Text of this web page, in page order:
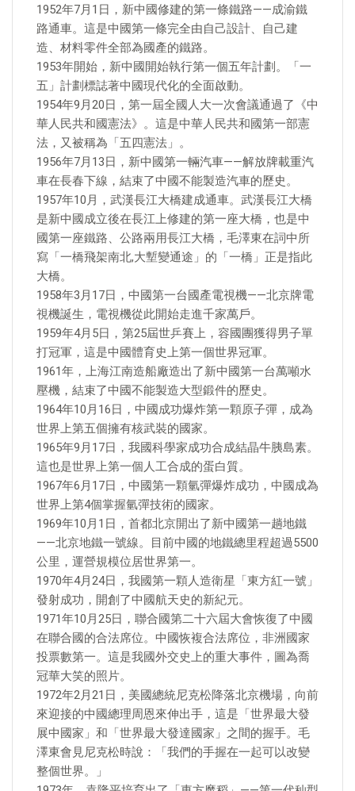
1952年7月1日，新中國修建的第一條鐵路——成渝鐵
路通車。這是中國第一條完全由自己設計、自己建
造、材料零件全部為國產的鐵路。
1953年開始，新中國開始執行第一個五年計劃。「一
五」計劃標誌著中國現代化的全面啟動。
1954年9月20日，第一屆全國人大一次會議通過了《中
華人民共和國憲法》。這是中華人民共和國第一部憲
法，又被稱為「五四憲法」。
1956年7月13日，新中國第一輛汽車——解放牌載重汽
車在長春下線，結束了中國不能製造汽車的歷史。
1957年10月，武漢長江大橋建成通車。武漢長江大橋
是新中國成立後在長江上修建的第一座大橋，也是中
國第一座鐵路、公路兩用長江大橋，毛澤東在詞中所
寫「一橋飛架南北,大塹變通途」的「一橋」正是指此
大橋。
1958年3月17日，中國第一台國產電視機——北京牌電
視機誕生，電視機從此開始走進千家萬戶。
1959年4月5日，第25屆世乒賽上，容國團獲得男子單
打冠軍，這是中國體育史上第一個世界冠軍。
1961年，上海江南造船廠造出了新中國第一台萬噸水
壓機，結束了中國不能製造大型鍛件的歷史。
1964年10月16日，中國成功爆炸第一顆原子彈，成為
世界上第五個擁有核武裝的國家。
1965年9月17日，我國科學家成功合成結晶牛胰島素。
這也是世界上第一個人工合成的蛋白質。
1967年6月17日，中國第一顆氫彈爆炸成功，中國成為
世界上第4個掌握氫彈技術的國家。
1969年10月1日，首都北京開出了新中國第一趟地鐵
——北京地鐵一號線。目前中國的地鐵總里程超過5500
公里，運營規模位居世界第一。
1970年4月24日，我國第一顆人造衛星「東方紅一號」
發射成功，開創了中國航天史的新紀元。
1971年10月25日，聯合國第二十六屆大會恢復了中國
在聯合國的合法席位。中國恢複合法席位，非洲國家
投票數第一。這是我國外交史上的重大事件，圖為喬
冠華大笑的照片。
1972年2月21日，美國總統尼克松降落北京機場，向前
來迎接的中國總理周恩來伸出手，這是「世界最大發
展中國家」和「世界最大發達國家」之間的握手。毛
澤東會見尼克松時說：「我們的手握在一起可以改變
整個世界。」